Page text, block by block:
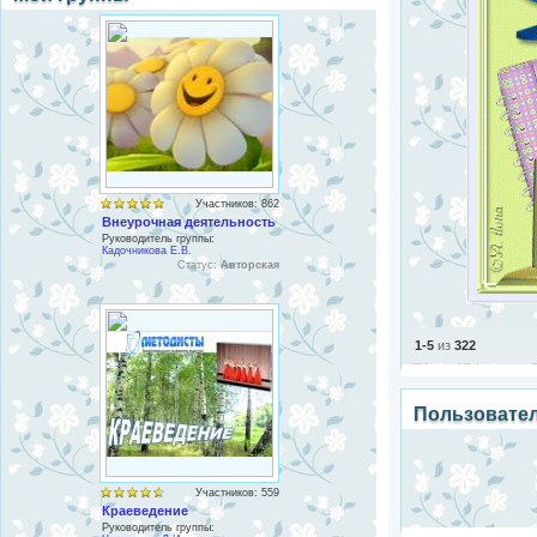
Участников: 862
Внеурочная деятельность
Руководитель группы:
Кадочникова Е.В.
Статус:Авторская
Участников: 559
Краеведение
Руководитель группы:
1-5 из 322